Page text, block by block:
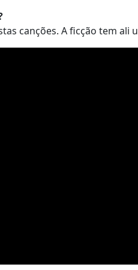
canções. A ficção tem ali